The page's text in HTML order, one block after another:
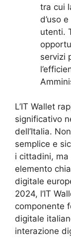
tra cui
d’uso
utenti.
servizi
L’IT Wallet
significativo
dell’Italia.
semplice e
i cittadini, ma
elemento
digitale
2024, l’IT
componente
digitale
interazione